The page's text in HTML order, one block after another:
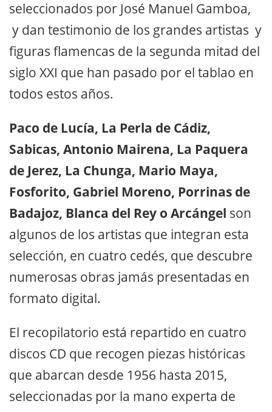
seleccionados por José Manuel Gamboa,
y dan testimonio de los grandes artistas y
figuras flamencas de la segunda mitad del
siglo XXI que han pasado por el tablao en
todos estos años.
Paco de Lucía, La Perla de Cádiz,
Sabicas, Antonio Mairena, La Paquera
de Jerez, La Chunga, Mario Maya,
Fosforito, Gabriel Moreno, Porrinas de
Badajoz, Blanca del Rey o Arcángel son
algunos de los artistas que integran esta
selección, en cuatro cedés, que descubre
numerosas obras jamás presentadas en
formato digital.
El recopilatorio está repartido en cuatro
discos CD que recogen piezas históricas
que abarcan desde 1956 hasta 2015,
seleccionadas por la mano experta de